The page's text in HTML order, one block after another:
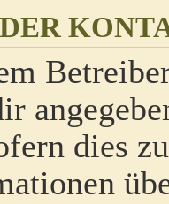
dies